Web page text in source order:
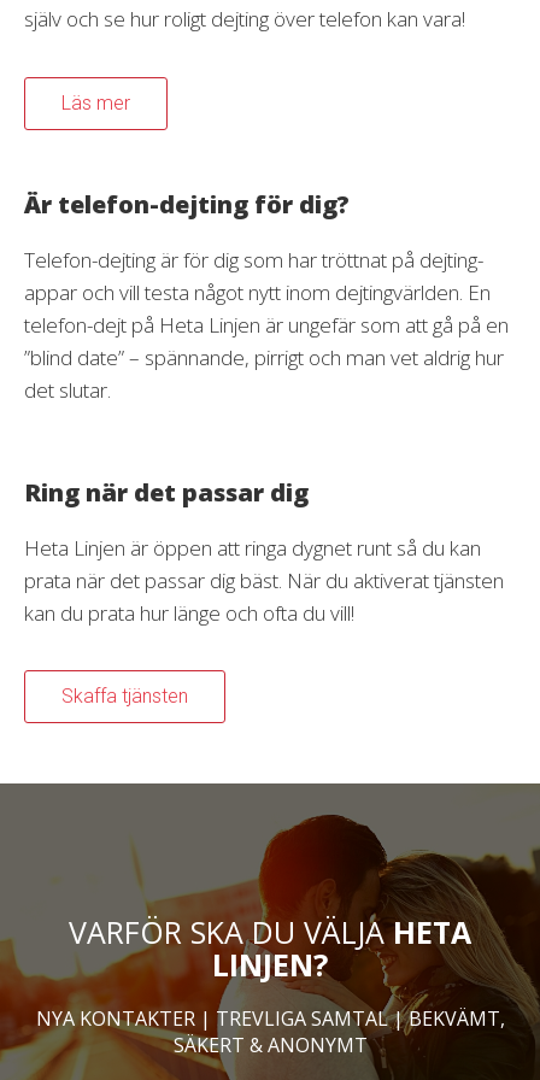
själv och se hur roligt dejting över telefon kan vara!
Läs mer
Är telefon-dejting för dig?
Telefon-dejting är för dig som har tröttnat på dejting-
appar och vill testa något nytt inom dejtingvärlden. En
telefon-dejt på Heta Linjen är ungefär som att gå på en
”blind date” – spännande, pirrigt och man vet aldrig hur
det slutar.
Ring när det passar dig
Heta Linjen är öppen att ringa dygnet runt så du kan
prata när det passar dig bäst. När du aktiverat tjänsten
kan du prata hur länge och ofta du vill!
Skaffa tjänsten
VARFÖR SKA DU VÄLJAHETA
LINJEN?
NYA KONTAKTER | TREVLIGA SAMTAL | BEKVÄMT,
SÄKERT & ANONYMT